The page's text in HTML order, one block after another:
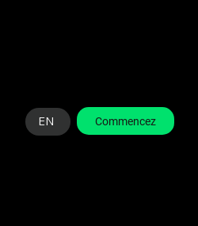
EN Commencez